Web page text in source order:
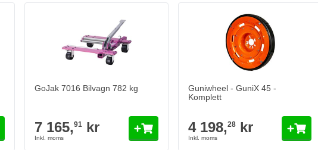
GoJak 7016 Bilvagn 782 kg
7 165,91 kr
Guniwheel - GuniX 45 -
Komplett
4 198,28kr